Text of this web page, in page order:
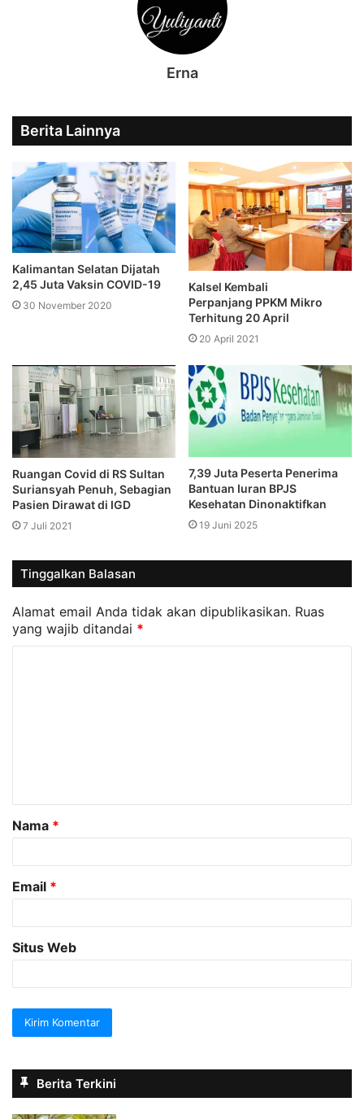
Erna
Berita Lainnya
Kalimantan Selatan Dijatah
2,45 Juta Vaksin COVID-19
30 November 2020
Kalsel Kembali
Perpanjang PPKM Mikro
Terhitung 20 April
20 April 2021
Ruangan Covid di RS Sultan
Suriansyah Penuh, Sebagian
Pasien Dirawat di IGD
7 Juli 2021
7,39 Juta Peserta Penerima
Bantuan Iuran BPJS
Kesehatan Dinonaktifkan
19 Juni 2025
Tinggalkan Balasan
Alamat email Anda tidak akan dipublikasikan. Ruas
yang wajib ditandai *
a
r
Nama *
Email *
Situs Web
Berita Terkini